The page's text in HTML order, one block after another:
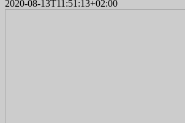
2020-08-13T11:51:13+02:00